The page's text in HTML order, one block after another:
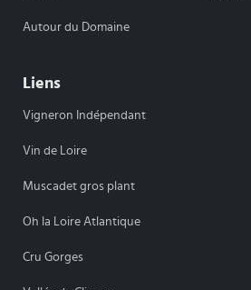
Autour du Domaine
Liens
Vigneron Indépendant
Vin de Loire
Muscadet gros plant
Oh la Loire Atlantique
Cru Gorges